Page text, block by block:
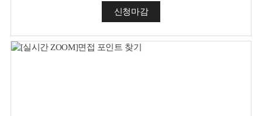
신청마감